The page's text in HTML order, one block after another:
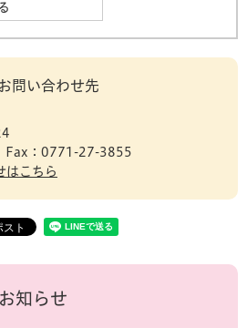
問い合わせ先
Fax：0771-27-3855
はこちら
知らせ